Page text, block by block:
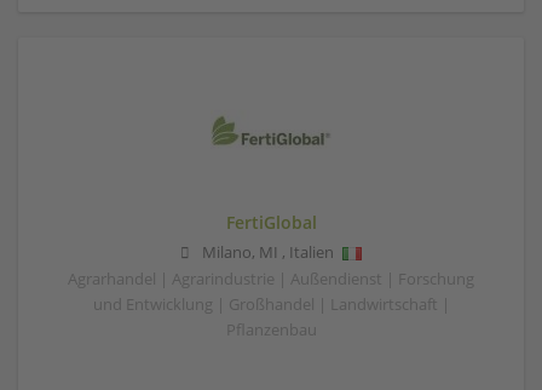
FertiGlobal
Milano, MI , Italien
Agrarhandel | Agrarindustrie | Außendienst | Forschung
und Entwicklung | Großhandel | Landwirtschaft |
Pflanzenbau